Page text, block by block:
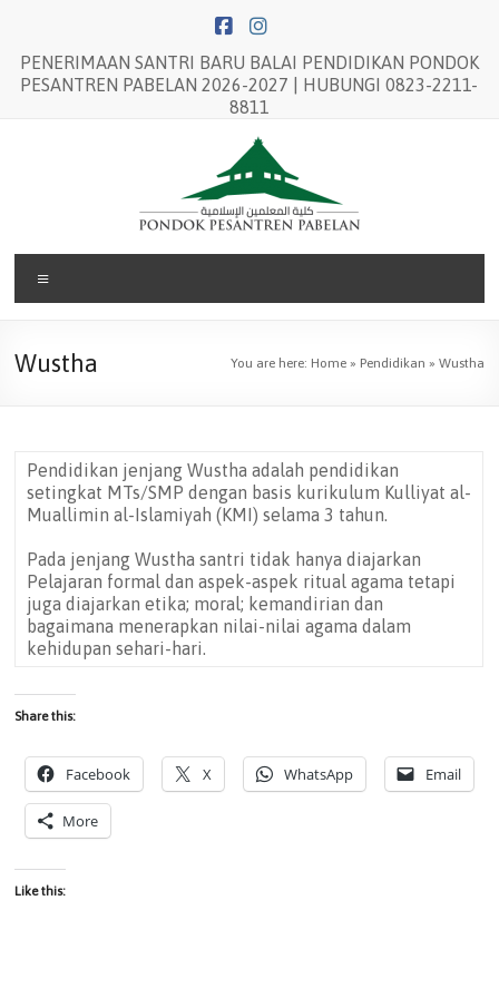
content
PENERIMAAN SANTRI BARU BALAI PENDIDIKAN PONDOK
PESANTREN PABELAN 2026-2027 | HUBUNGI 0823-2211-
8811
Balai
Pendidikan
Pondok
Wustha You are here: Home» Pendidikan » Wustha
Pendidikan jenjang Wustha adalah pendidikan
setingkat MTs/SMP dengan basis kurikulum Kulliyat al-
Muallimin al-Islamiyah (KMI) selama 3 tahun.
Pada jenjang Wustha santri tidak hanya diajarkan
Pelajaran formal dan aspek-aspek ritual agama tetapi
juga diajarkan etika; moral; kemandirian dan
bagaimana menerapkan nilai-nilai agama dalam
kehidupan sehari-hari.
Share this:
Facebook X WhatsApp Email
More
Like this: